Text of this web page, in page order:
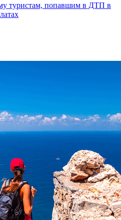
туристам, попавшим в ДТП в